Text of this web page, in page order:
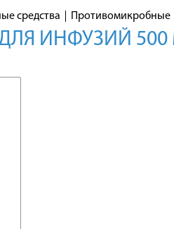
средства Противомикробные
ИНФУЗИЙ